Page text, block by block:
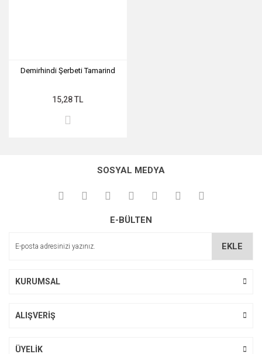
Demirhindi Şerbeti Tamarind
15,28 TL
SOSYAL MEDYA
E-BÜLTEN
EKLE
KURUMSAL
ALIŞVERİŞ
ÜYELİK